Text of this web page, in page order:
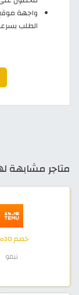
واجهة
الطلب
متاجر مشابهة
خصم 30%
تيمو